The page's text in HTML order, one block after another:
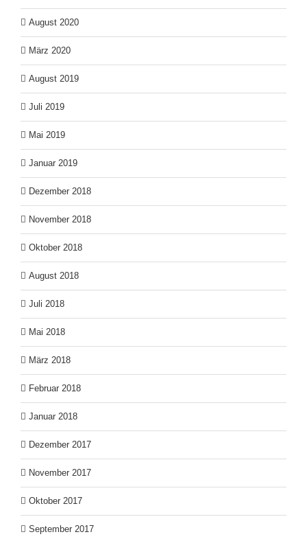
August 2020
März 2020
August 2019
Juli 2019
Mai 2019
Januar 2019
Dezember 2018
November 2018
Oktober 2018
August 2018
Juli 2018
Mai 2018
März 2018
Februar 2018
Januar 2018
Dezember 2017
November 2017
Oktober 2017
September 2017